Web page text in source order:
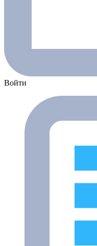
Войти